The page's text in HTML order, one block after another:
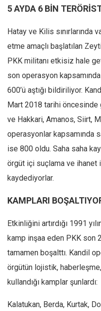
5 AYDA 6 BİN
Hatay ve Kilis sınırlarında
etme amaçlı başlatılan
PKK militanı etkisiz hale
son operasyon kapsamında
600’ü aştığı bildiriliyor.
Mart 2018 tarihi öncesinde
ve Hakkari, Amanos, Siirt,
operasyonlar kapsamında
ise 800 oldu. Saha saha
örgüt içi suçlama ve ihanet
kaydediyorlar.
KAMPLARI
Etkinliğini artırdığı 1991
kamp inşaa eden PKK son
tamamen boşalttı. Kandil
örgütün lojistik,
kullandığı kamplar şunlardı:
Kalatukan, Berda, Kurtak,